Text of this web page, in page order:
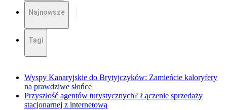
Najnowsze
Tagi
Wyspy Kanaryjskie do Brytyjczyków: Zamieńcie kaloryfery
na prawdziwe słońce
Przyszłość agentów turystycznych? Łączenie sprzedaży
stacjonarnej z internetową